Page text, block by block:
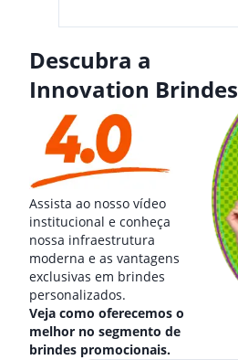
Descubra a
Innovation Brindes
Assista ao nosso vídeo
institucional e conheça
nossa infraestrutura
moderna e as vantagens
exclusivas em brindes
personalizados.
Veja como oferecemos o
melhor no segmento de
brindes promocionais.